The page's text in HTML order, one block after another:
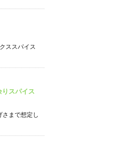
ススパイス
スパイス
まで想定し